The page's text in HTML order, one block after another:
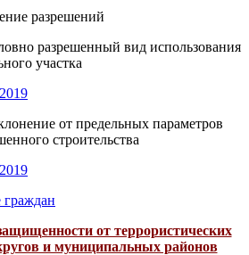
разрешений
разрешенный вид использования
участка
2019
от предельных параметров
строительства
2019
от террористических
и муниципальных районов